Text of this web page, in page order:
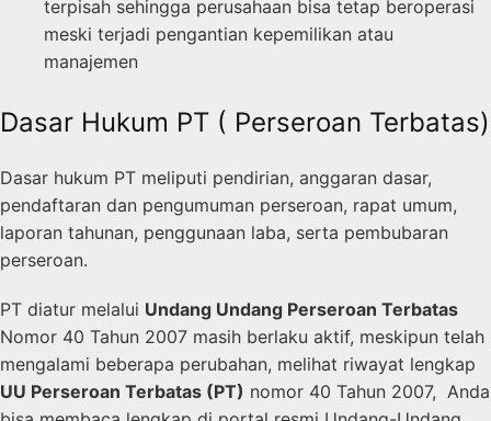
terpisah sehingga perusahaan bisa tetap beroperasi
meski terjadi pengantian kepemilikan atau
manajemen
Dasar Hukum PT ( Perseroan Terbatas)
Dasar hukum PT meliputi pendirian, anggaran dasar,
pendaftaran dan pengumuman perseroan, rapat umum,
laporan tahunan, penggunaan laba, serta pembubaran
perseroan.
PT diatur melalui Undang Undang Perseroan Terbatas
Nomor 40 Tahun 2007 masih berlaku aktif, meskipun telah
mengalami beberapa perubahan, melihat riwayat lengkap
UU Perseroan Terbatas (PT) nomor 40 Tahun 2007, Anda